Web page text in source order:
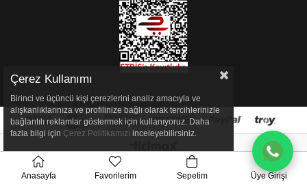
Çerez Kullanımı
Birinci ve üçüncü kişi çerezlerini analiz amacıyla ve
alışkanlıklarınıza ve profilinize bağlı olarak tercihlerinizle
bağlantılı reklamlar göstermek için kullanıyoruz. Daha
fazla bilgi için Çerez Politikamızı inceleyebilirsiniz.
Anasayfa Favorilerim Sepetim Üye Girişi